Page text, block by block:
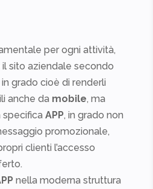
per ogni attività,
sito aziendale secondo
in grado cioè di renderli
anche da mobile, ma
specifica APP, in grado non
promozionale,
clienti l’accesso
nella moderna struttura